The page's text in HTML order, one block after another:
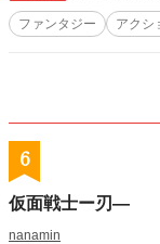
ファンタジー アクシ
6
仮面戦士ー刃―
nanamin